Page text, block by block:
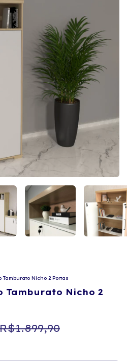
Tamburato Nicho 2 Portas
Nicho 2